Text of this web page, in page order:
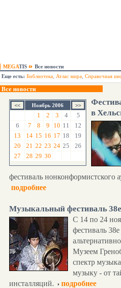
MEGATIS
Все новости
Еще есть: Библиотека Атлас мира Справочная
Все новости
Ноябрь 2006
1 2 3 4
5
6
7 8 9 10 11
12
13
14 15 16 17 18
19
20
21 22 23 24 25
26
27
28 29 30
в
фестиваль нонконформистского
подробнее
Музыкальный фестиваль
С 14 по 24
фестиваль
Музеем
спектр
музыку - от
инсталляций.
подробнее